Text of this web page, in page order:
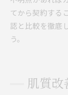
てから契約する
認と比較を徹底
う。
肌質改